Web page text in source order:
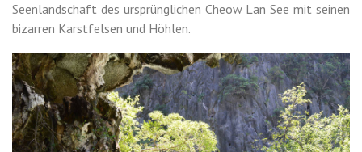
Seenlandschaft des ursprünglichen Cheow Lan See mit seinen
bizarren Karstfelsen und Höhlen.